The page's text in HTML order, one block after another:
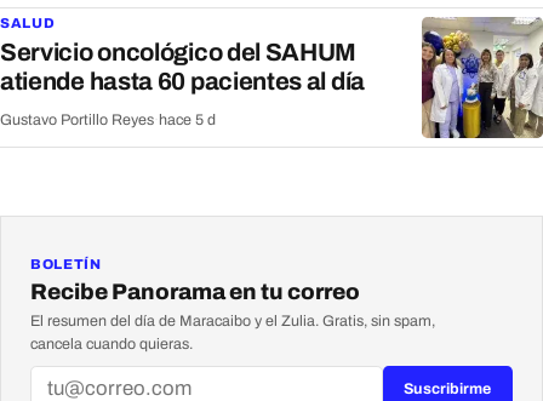
SALUD
Servicio oncológico del SAHUM
atiende hasta 60 pacientes al día
Gustavo Portillo Reyes hace 5 d
BOLETÍN
Recibe Panorama en tu correo
El resumen del día de Maracaibo y el Zulia. Gratis, sin spam,
cancela cuando quieras.
Suscribirme